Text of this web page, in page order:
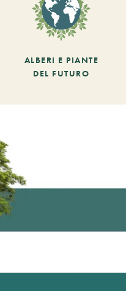
ALBERI E PIANTE
DEL FUTURO